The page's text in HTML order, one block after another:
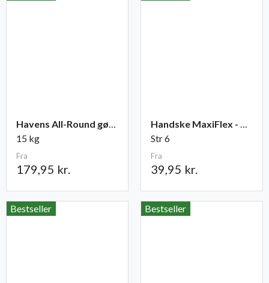
Havens All-Round gødning NPK 12-2-10
15 kg
Fra
179,95 kr.
Handske MaxiFlex - Ultimate
Str 6
Fra
39,95 kr.
Bestseller Bestseller